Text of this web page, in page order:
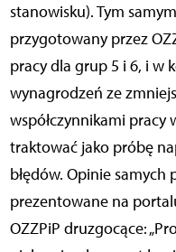
stanowisku). Tym
przygotowany przez
pracy dla grup 5 i 6, i w
wynagrodzeń ze
współczynnikami pracy
traktować jako próbę
błędów. Opinie samych
prezentowane na
OZZPiP druzgocące: